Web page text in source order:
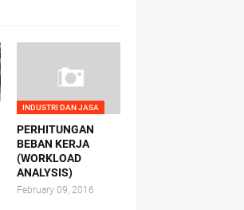
INDUSTRI DAN JASA
PERHITUNGAN
BEBAN KERJA
(WORKLOAD
ANALYSIS)
February 09, 2016